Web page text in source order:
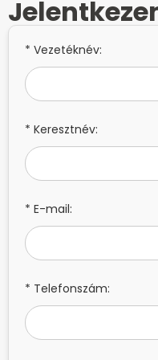
* Vezetéknév:
* Keresztnév:
* E-mail:
* Telefonszám: